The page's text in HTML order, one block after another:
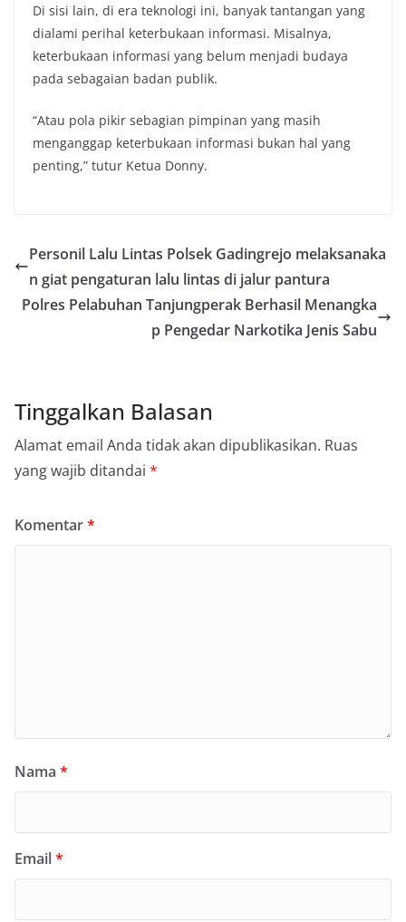
Di sisi lain, di era teknologi ini, banyak tantangan yang
dialami perihal keterbukaan informasi. Misalnya,
keterbukaan informasi yang belum menjadi budaya
pada sebagaian badan publik.
“Atau pola pikir sebagian pimpinan yang masih
menganggap keterbukaan informasi bukan hal yang
penting,” tutur Ketua Donny.
Personil Lalu Lintas Polsek Gadingrejo melaksanaka
n giat pengaturan lalu lintas di jalur pantura
Polres Pelabuhan Tanjungperak Berhasil Menangka
p Pengedar Narkotika Jenis Sabu
Tinggalkan Balasan
Alamat email Anda tidak akan dipublikasikan. Ruas
yang wajib ditandai *
Komentar*
Nama *
Email*